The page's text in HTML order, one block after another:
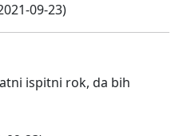
09-23)
ispitni rok, da bih